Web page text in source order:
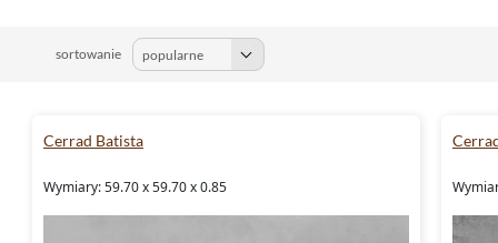
Wielkoformatowe
minimalistycznym
Wybierając płytki 29,7x119,7 czy płytki
łączy się z praktycznością. Rozmiary te
sortowanie
Cerrad Batista
Wymiary: 59.70 x 59.70 x 0.85